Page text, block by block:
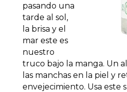
pasando una
tarde al sol,
la brisa y el
mar este es
nuestro
truco bajo la manga. Un
las manchas en la piel y
envejecimiento. Usa este